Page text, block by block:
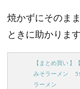
焼かずにそのま
ときに助かります
【まとめ買い 】
みそラーメン
ラーメン